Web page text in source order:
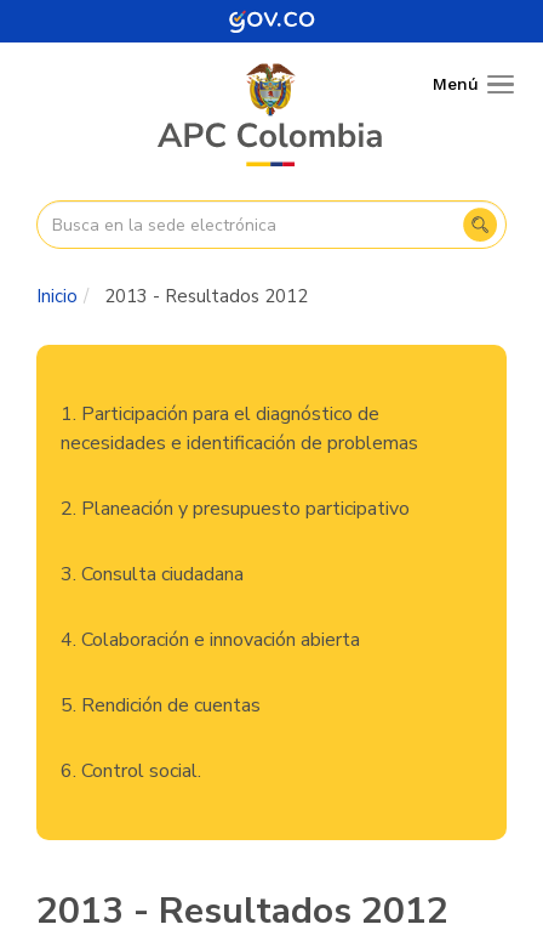
al
Menú
Inicio 2013 - Resultados 2012
principal
1. Participación para el diagnóstico de
necesidades e identificación de problemas
2. Planeación y presupuesto participativo
3. Consulta ciudadana
4. Colaboración e innovación abierta
5. Rendición de cuentas
6. Control social.
2013 - Resultados 2012